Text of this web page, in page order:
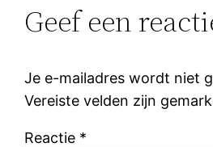
Geef een
Je e-mailadres wordt niet
Vereiste velden zijn
Reactie *